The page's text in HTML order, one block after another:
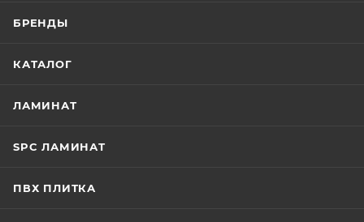
БРЕНДЫ
КАТАЛОГ
ЛАМИНАТ
SPC ЛАМИНАТ
ПВХ ПЛИТКА